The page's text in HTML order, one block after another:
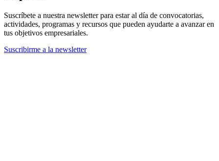
Suscríbete a nuestra newsletter para estar al día de convocatorias,
actividades, programas y recursos que pueden ayudarte a avanzar en
tus objetivos empresariales.
Suscribirme a la newsletter